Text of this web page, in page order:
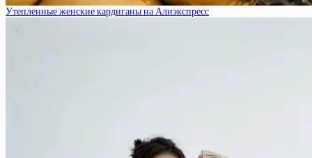
Утепленные женские кардиганы на Алиэкспресс